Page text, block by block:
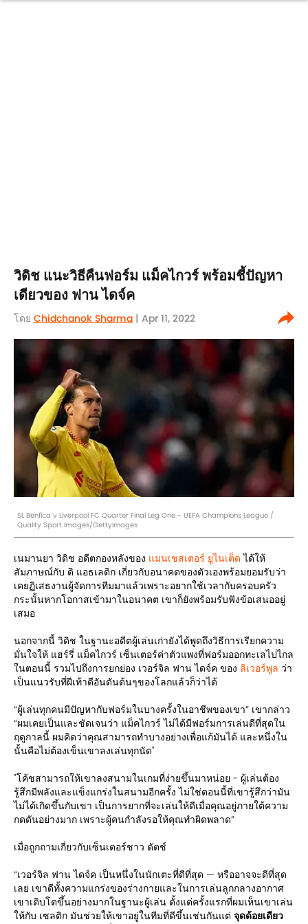
วิดิช แนะวิธีคืนฟอร์ม แม็คไกวร์ พร้อมชี้ปัญหา
เดียวของ ฟาน ไดจ์ค
โดย Chidchanok Sharma | Apr 11, 2022
SL Benfica v Liverpool FC Quarter Final Leg One - UEFA Champions League /
Quality Sport Images/GettyImages
เนมานยา วิดิช อดีตกองหลังของ แมนเชสเตอร์ ยูไนเต็ด ได้ให้
สัมภาษณ์กับ ดิ แอธเลติก เกี่ยวกับอนาคตของตัวเองพร้อมยอมรับว่า
เคยฏิเสธงานผู้จัดการทีมมาแล้วเพราะอยากใช้เวลากับครอบครัว
กระนั้นหากโอกาสเข้ามาในอนาคต เขาก็ยังพร้อมรับฟังข้อเสนออยู่
เสมอ
นอกจากนี้ วิดิช ในฐานะอดีตผู้เล่นเก่ายังได้พูดถึงวิธีการเรียกความ
มั่นใจให้ แฮร์รี่ แม็คไกวร์ เซ็นเตอร์ค่าตัวแพงที่ฟอร์มออกทะเลไปไกล
ในตอนนี้ รวมไปถึงการยกย่อง เวอร์จิล ฟาน ไดจ์ค ของ ลิเวอร์พูล ว่า
เป็นแนวรับที่ฝีเท้าดีอันดันต้นๆของโลกแล้วก็ว่าได้
“ผู้เล่นทุกคนมีปัญหากับฟอร์มในบางครั้งในอาชีพของเขา” เขากล่าว
“ผมเคยเป็นและชัดเจนว่า แม็คไกวร์ ไม่ได้มีฟอร์มการเล่นดีที่สุดใน
ฤดูกาลนี้ ผมคิดว่าคุณสามารถทำบางอย่างเพื่อแก้มันได้ และหนึ่งใน
นั้นคือไม่ต้องเข็นเขาลงเล่นทุกนัด"
"โค้ชสามารถให้เขาลงสนามในเกมที่ง่ายขึ้นมาหน่อย - ผู้เล่นต้อง
รู้สึกมีพลังและแข็งแกร่งในสนามอีกครั้ง ไม่ใช่ตอนนี้ที่เขารู้สึกว่ามัน
ไม่ได้เกิดขึ้นกับเขา เป็นการยากที่จะเล่นให้ดีเมื่อคุณอยู่ภายใต้ความ
กดดันอย่างมาก เพราะผู้คนกำลังรอให้คุณทำผิดพลาด”
เมื่อถูกถามเกี่ยวกับเซ็นเตอร์ชาว ดัตช์
“เวอร์จิล ฟาน ไดจ์ค เป็นหนึ่งในนักเตะที่ดีที่สุด — หรืออาจจะดีที่สุด
เลย เขาดีทั้งความแกร่งของร่างกายและในการเล่นลูกกลางอากาศ
เขาเติบโตขึ้นอย่างมากในฐานะผู้เล่น ตั้งแต่ครั้งแรกที่ผมเห็นเขาเล่น
ให้กับ เซลติก มันช่วยให้เขาอยู่ในทีมที่ดีขึ้นเช่นกันแต่ จุดด้อยเดียว